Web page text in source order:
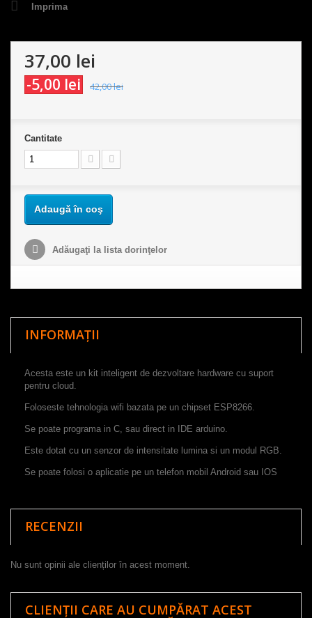
Imprima
37,00 lei
-5,00 lei 42,00 lei
Cantitate
Adaugă în coş
Adăugaţi la lista dorinţelor
INFORMAȚII
Acesta este un kit inteligent de dezvoltare hardware cu suport
pentru cloud.
Foloseste tehnologia wifi bazata pe un chipset ESP8266.
Se poate programa in C sau direct in IDE arduino.
Este dotat cu un senzor de intensitate lumina si un modul RGB.
Se poate folosi o aplicatie pe un telefon mobil Android sau IOS
RECENZII
Nu sunt opinii ale clienților în acest moment.
CLIENȚII CARE AU CUMPĂRAT ACEST